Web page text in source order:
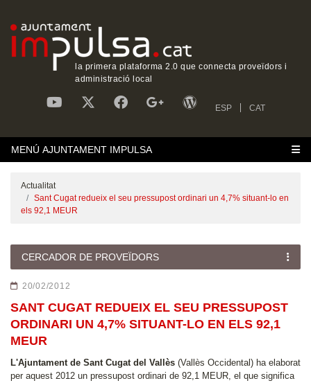
la primera plataforma 2.0 que connecta proveïdors i
administració local
ESP CAT
MENÚ AJUNTAMENT IMPULSA
Actualitat
Sant Cugat redueix el seu pressupost ordinari un 4,7% situant-lo en
els 92,1 MEUR
CERCADOR DE PROVEÏDORS
20/02/2012
SANT CUGAT REDUEIX EL SEU PRESSUPOST
ORDINARI UN 4,7% SITUANT-LO EN ELS 92,1
MEUR
L'Ajuntament de Sant Cugat del Vallès (Vallès Occidental) ha elaborat
per aquest 2012 un pressupost ordinari de 92,1 MEUR, el que significa